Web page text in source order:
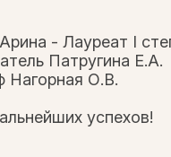
- Лауреат I
Патругина Е.А.
Нагорная О.В.
успехов!